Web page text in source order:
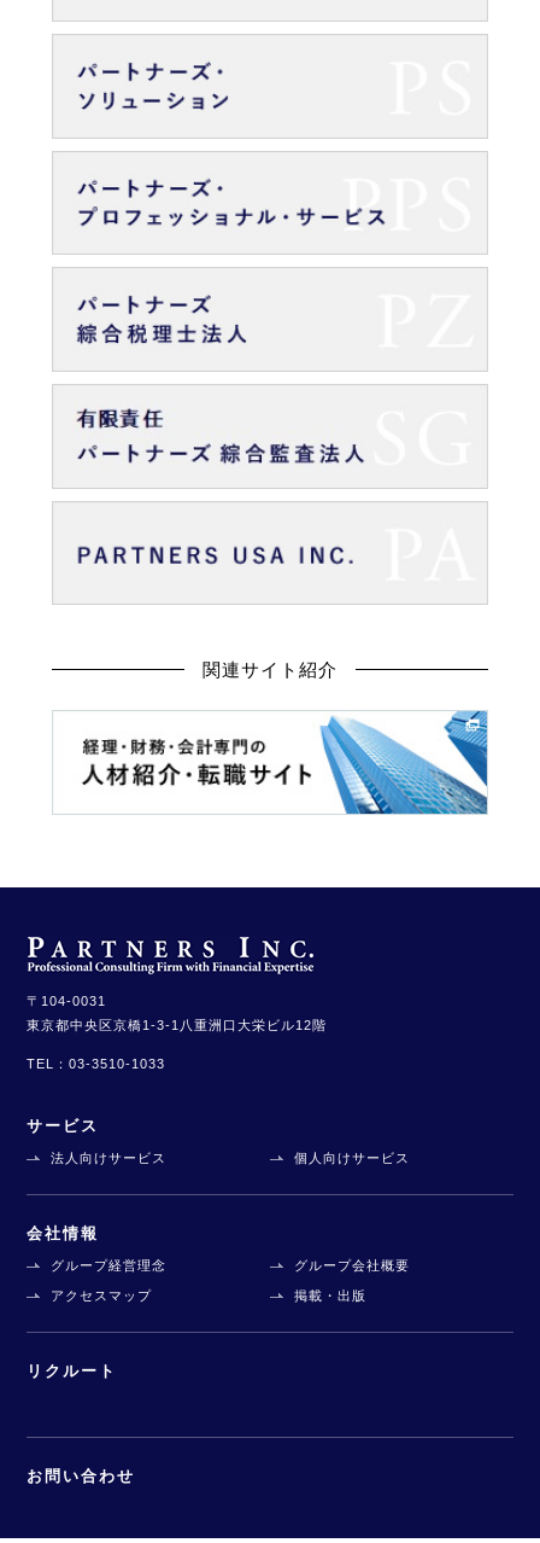
関連サイト紹介
〒104-0031
東京都中央区京橋1-3-1 八重洲口大栄ビル12階
TEL：03-3510-1033
サービス
法人向けサービス 個人向けサービス
会社情報
グループ経営理念 グループ会社概要
アクセスマップ 掲載・出版
リクルート
お問い合わせ